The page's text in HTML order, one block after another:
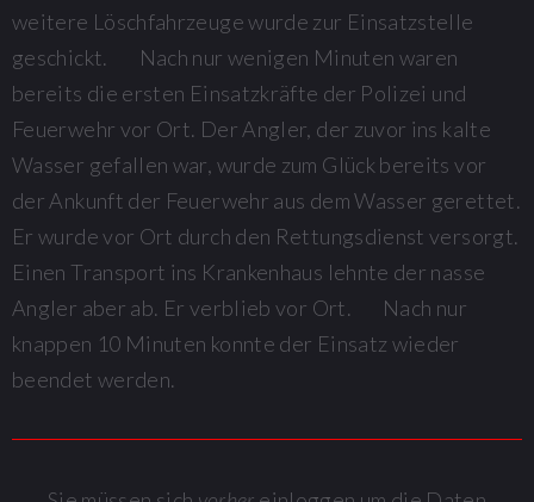
weitere Löschfahrzeuge wurde zur Einsatzstelle
geschickt. Nach nur wenigen Minuten waren
bereits die ersten Einsatzkräfte der Polizei und
Feuerwehr vor Ort. Der Angler, der zuvor ins kalte
Wasser gefallen war, wurde zum Glück bereits vor
der Ankunft der Feuerwehr aus dem Wasser gerettet.
Er wurde vor Ort durch den Rettungsdienst versorgt.
Einen Transport ins Krankenhaus lehnte der nasse
Angler aber ab. Er verblieb vor Ort. Nach nur
knappen 10 Minuten konnte der Einsatz wieder
beendet werden.